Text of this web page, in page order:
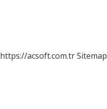
https://acsoft.com.trSitemap